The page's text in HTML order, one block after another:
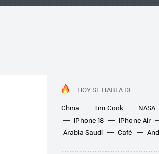
HOY SE HABLA DE
China
Tim Cook NASA
iPhone 18
iPhone Air
Arabia Saudí
Café